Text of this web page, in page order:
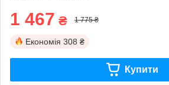
1 467 ₴ 1 775 ₴
Економія 308 ₴
Купити